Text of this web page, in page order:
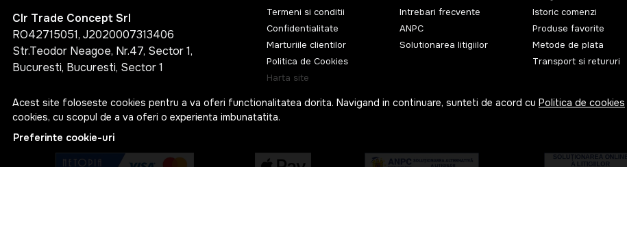
Acest site foloseste cookies pentru a va oferi functionalitatea dorita. Navigand in continuare, sunteti de acord cu Politica de cookies
cookies, cu scopul de a va oferi o experienta imbunatatita.
Preferinte cookie-uri
Clr Trade Concept Srl
RO42715051, J2020007313406
Str.Teodor Neagoe, Nr.47, Sector 1,
Bucuresti, Bucuresti, Sector 1
Termeni si conditii
Confidentialitate
Marturiile clientilor
Politica de Cookies
Harta site
Intrebari frecvente
ANPC
Solutionarea litigiilor
Istoric comenzi
Produse favorite
Metode de plata
Transport si retururi